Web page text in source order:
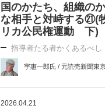
国のかたち、組織の
な相手と対峙する㉑(
リカ公民権運動 下)
指導者たる者かくあるべし
宇惠一郎氏 / 元読売新聞東
2026.04.21